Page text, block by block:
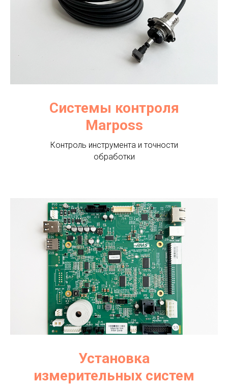
Системы контроля
Marposs
Контроль инструмента и точности
обработки
Установка
измерительных систем